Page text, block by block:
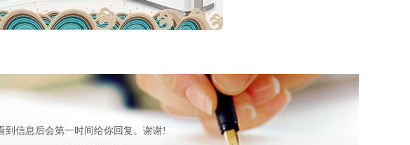
信息后会第一时间给你回复。谢谢!